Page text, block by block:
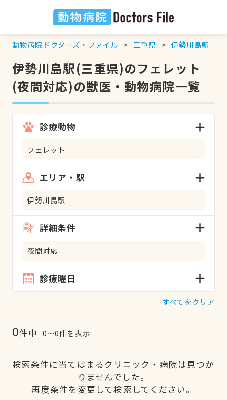
動物病院ドクターズ・ファイル 三重県 伊勢川島駅
伊勢川島駅(三重県)のフェレット
(夜間対応)の獣医・動物病院一覧
診療動物
フェレット
エリア・駅
伊勢川島駅
詳細条件
夜間対応
診療曜日
すべてをクリア
0件中 0〜0件を表示
検索条件に当てはまるクリニック・病院は見つか
りませんでした。
再度条件を変更して検索してください。